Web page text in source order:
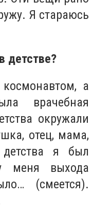
Я стараюсь
детстве?
а
врачебная
окружали
отец, мама,
я был
меня выхода
(смеется).